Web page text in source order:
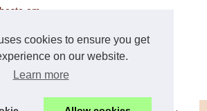
cookies to ensure you get
on our website.
Learn more
om...
sterren...
het...